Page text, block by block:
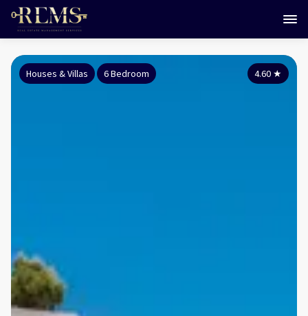
4.60 ★
Houses & Villas 6 Bedroom